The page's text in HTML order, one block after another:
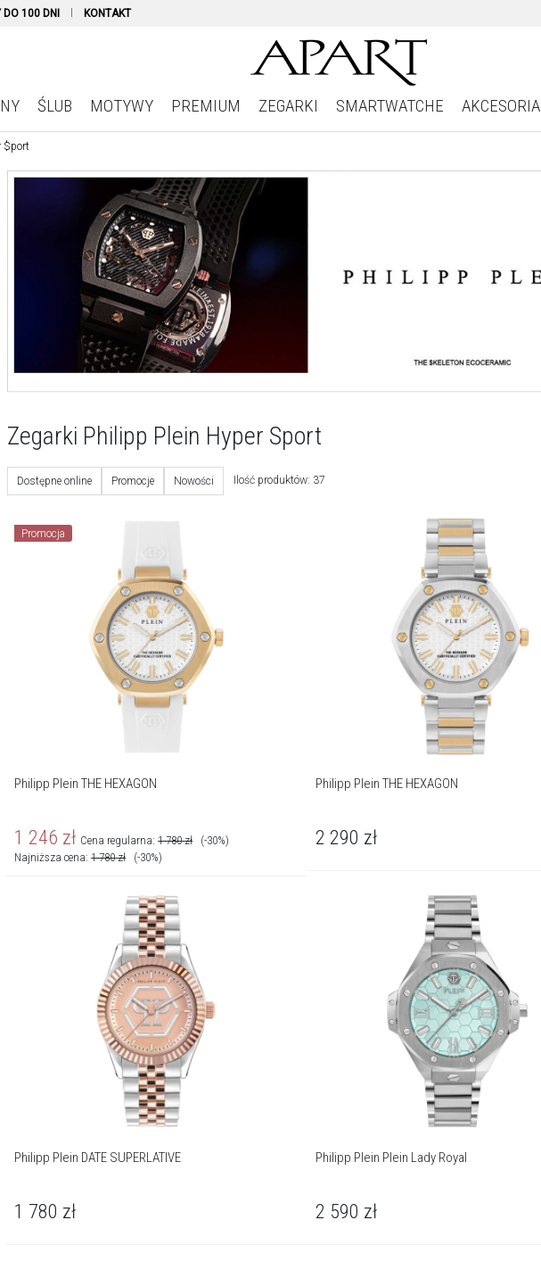
100 DNI KONTAKT
ŚLUB MOTYWY PREMIUM ZEGARKI SMARTWATCHE AKCESORIA
$port
Zegarki Philipp Plein Hyper Sport
Dostępne online Promocje Nowości Ilość produktów: 37
Promocja
Philipp Plein THE HEXAGON
1 246 zł Cena regularna:1 780 zł
(-30%)
Najniższa cena:1 780 zł (-30%)
Philipp Plein THE HEXAGON
2 290 zł
Philipp Plein DATE SUPERLATIVE
1 780 zł
Philipp Plein Plein Lady Royal
2 590 zł